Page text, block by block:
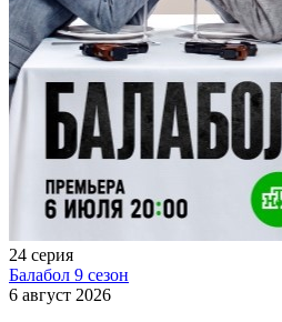
24 серия
Балабол 9 сезон
6 август 2026